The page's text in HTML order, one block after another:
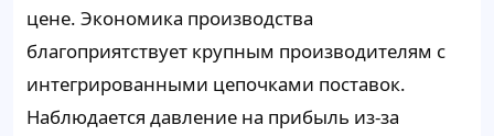
цене. Экономика производства
благоприятствует крупным производителям с
интегрированными цепочками поставок.
Наблюдается давление на прибыль из-за